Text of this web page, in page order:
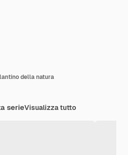
della natura
serieVisualizza tutto